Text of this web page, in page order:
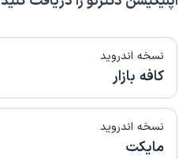
نسخه اندروید
کافه بازار
نسخه اندروید
مایکت